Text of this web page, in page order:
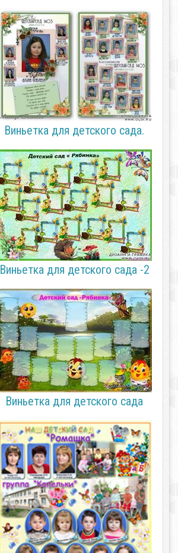
Виньетка для детского сада.
Виньетка для детского сада -2
Виньетка для детского сада